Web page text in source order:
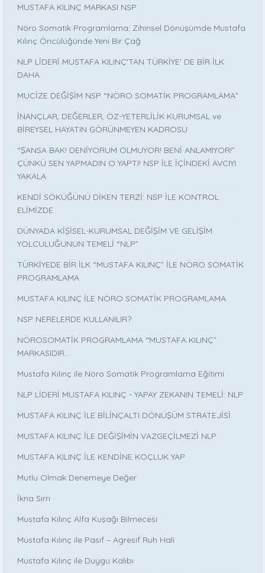
MUSTAFA KILINÇ MARKASI NSP
Nöro Somatik Programlama: Zihinsel Dönüşümde Mustafa
Kılınç Öncülüğünde Yeni Bir Çağ
NLP LİDERİ MUSTAFA KILINÇ'TAN TÜRKİYE' DE BİR İLK
DAHA
MUCİZE DEĞİŞİM NSP “NÖRO SOMATİK PROGRAMLAMA”
İNANÇLAR, DEĞERLER, ÖZ-YETERLİLİK KURUMSAL ve
BİREYSEL HAYATIN GÖRÜNMEYEN KADROSU
“ŞANSA BAK! DENİYORUM OLMUYOR! BENİ ANLAMIYOR!”
ÇÜNKÜ SEN YAPMADIN O YAPTI! NSP İLE İÇİNDEKİ AVCIYI
YAKALA
KENDİ SÖKÜĞÜNÜ DİKEN TERZİ: NSP İLE KONTROL
ELİMİZDE
DÜNYADA KİŞİSEL-KURUMSAL DEĞİŞİM VE GELİŞİM
YOLCULUĞUNUN TEMELİ “NLP”
TÜRKİYEDE BİR İLK “MUSTAFA KILINÇ” İLE NÖRO SOMATİK
PROGRAMLAMA
MUSTAFA KILINÇ İLE NÖRO SOMATİK PROGRAMLAMA
NSP NERELERDE KULLANILIR?
NÖROSOMATİK PROGRAMLAMA “MUSTAFA KILINÇ”
MARKASIDIR…
Mustafa Kılınç ile Nöro Somatik Programlama Eğitimi
NLP LİDERİ MUSTAFA KILINÇ - YAPAY ZEKANIN TEMELİ: NLP
MUSTAFA KILINÇ İLE BİLİNÇALTI DÖNÜŞÜM STRATEJİSİ
MUSTAFA KILINÇ İLE DEĞİŞİMİN VAZGEÇİLMEZİ NLP
MUSTAFA KILINÇ İLE KENDİNE KOÇLUK YAP
Mutlu Olmak Denemeye Değer
İkna Sırrı
Mustafa Kılınç Alfa Kuşağı Bilmecesi
Mustafa Kılınç ile Pasif – Agresif Ruh Hali
Mustafa Kılınç ile Duygu Kalıbı